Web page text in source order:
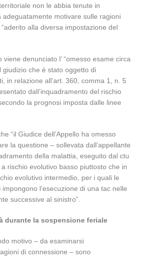
non le abbia tenute in
adeguatamente motivare sulle ragioni
alla diversa impostazione del
denunciato l’ “omesso esame circa
giudizio che è stato oggetto di
in relazione all’art. 360, comma 1, n. 5
dall’inquadramento del rischio
la prognosi imposta dalle linee
“il Giudice dell’Appello ha omesso
la questione – sollevata dall’appellante
della malattia, eseguito dal ctu
rischio evolutivo basso piuttosto che in
evolutivo intermedio, per i quali le
l’esecuzione di una tac nelle
successive al sinistro”.
durante la sospensione feriale
motivo – da esaminarsi
di connessione – sono